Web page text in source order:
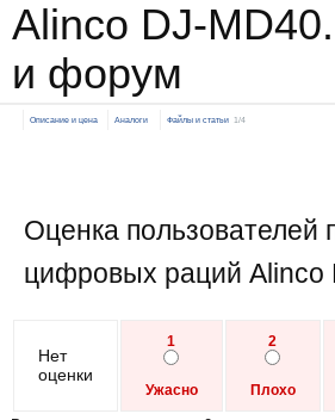
Alinco DJ-
и форум
Описание и цена Аналоги Файлы и статьи 1/4
Оценка пользователей
цифровых раций Alinco
Нет
оценки
1
Ужасно
2
Плохо